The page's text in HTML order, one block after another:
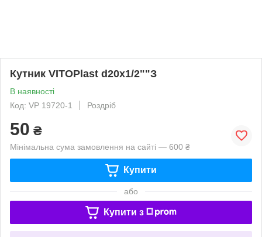
Кутник VITOPlast d20х1/2""З
В наявності
Код: VP 19720-1
Роздріб
50 ₴
Мінімальна сума замовлення на сайті — 600 ₴
Купити
або
Купити з